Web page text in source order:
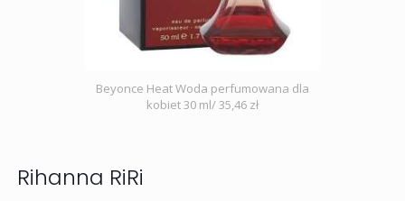
Beyonce Heat Woda perfumowana dla
kobiet 30 ml/ 35,46 zł
Rihanna RiRi